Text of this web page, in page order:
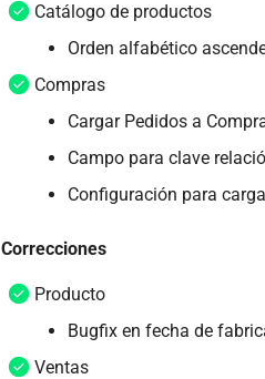
Catálogo de productos
Orden alfabético
Compras
Cargar Pedidos a
Campo para clave
Configuración para
Correcciones
Producto
Bugfix en fecha de
Ventas